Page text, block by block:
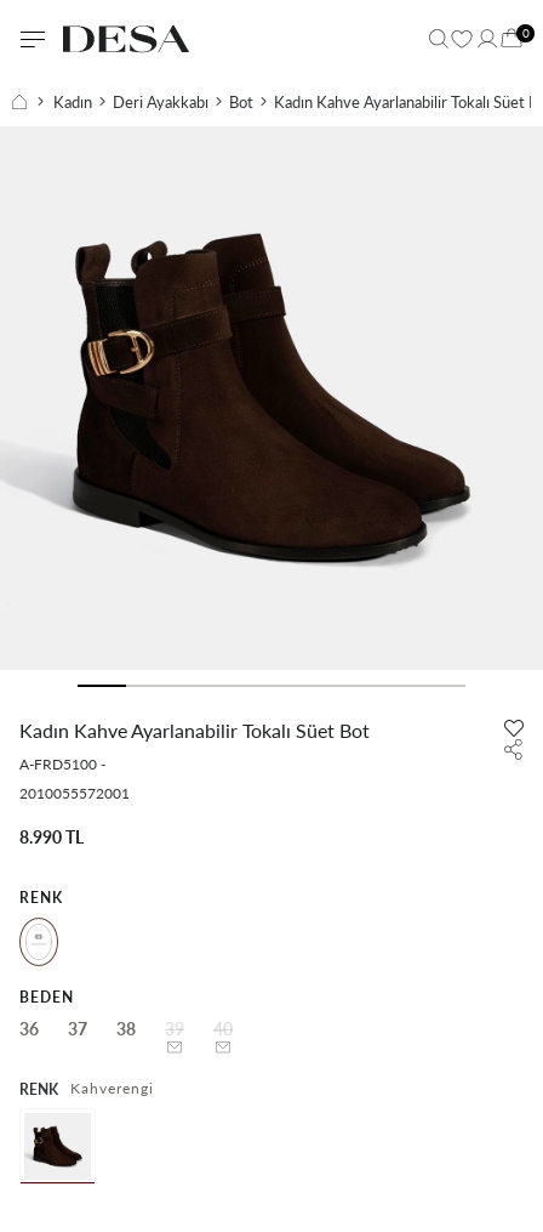
0
Kadın Deri Ayakkabı Bot Kadın Kahve Ayarlanabilir Tokalı Süet
Kadın Kahve Ayarlanabilir Tokalı Süet Bot
A-FRD5100 -
2010055572001
8.990 TL
RENK
BEDEN
36 37 38 39 40
RENK Kahverengi